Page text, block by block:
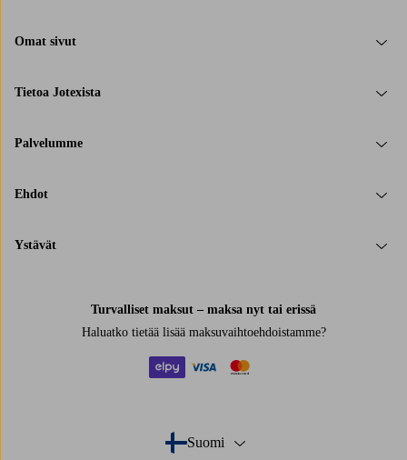
Omat sivut
Tietoa Jotexista
Palvelumme
Ehdot
Ystävät
Turvalliset maksut – maksa nyt tai erissä
Haluatko tietää lisää maksuvaihtoehdoistamme?
Suomi
- Valitse maa